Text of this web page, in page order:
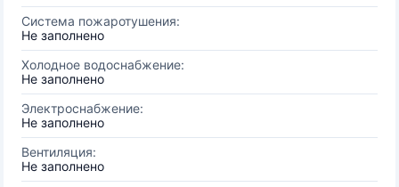
Система пожаротушения:
Не заполнено
Холодное водоснабжение:
Не заполнено
Электроснабжение:
Не заполнено
Вентиляция:
Не заполнено